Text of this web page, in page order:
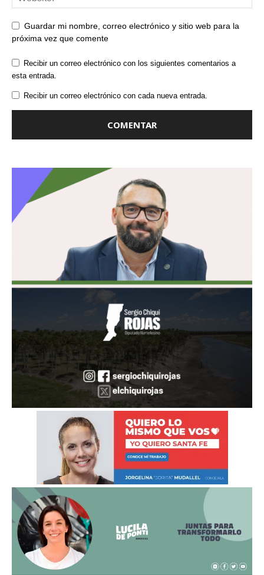
Guardar mi nombre, correo electrónico y sitio web para la
próxima vez que comente
Recibir un correo electrónico con los siguientes comentarios a
esta entrada.
Recibir un correo electrónico con cada nueva entrada.